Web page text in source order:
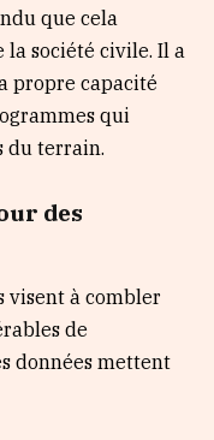
que cela
la société civile. Il a
propre capacité
qui
du terrain.
des
visent à combler
de
données mettent